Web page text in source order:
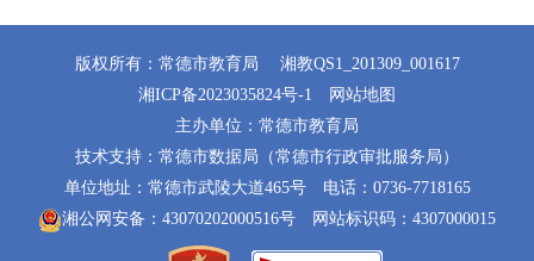
版权所有：常德市教育局
湘教QS1_201309_001617
湘ICP备2023035824号-1
网站地图
主办单位：常德市教育局
技术支持：常德市数据局（常德市行政审批服务局）
单位地址：常德市武陵大道465号
电话：0736-7718165
湘公网安备：43070202000516号
网站标识码：4307000015